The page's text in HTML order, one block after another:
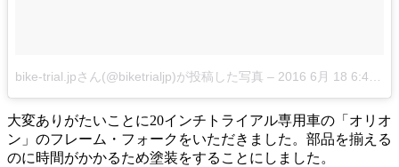
bike-trial.jpさん(@biketrialjp)が投稿した写真 – 2016 6月 18 6:45午前 PDT
大変ありがたいことに20インチトライアル専用車の「オリオ
ン」のフレーム・フォークをいただきました。部品を揃える
のに時間がかかるため塗装をすることにしました。